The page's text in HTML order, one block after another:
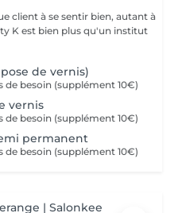
client à se sentir bien, autant à
K est bien plus qu'un institut
de vernis)
de besoin (supplément 10€)
vernis
de besoin (supplément 10€)
permanent
de besoin (supplément 10€)